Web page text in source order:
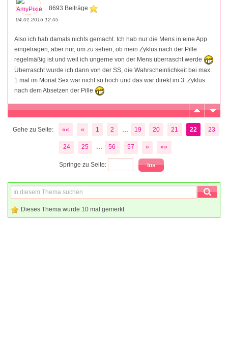
8693 Beiträge
04.01.2016 12:05
Also ich hab damals nichts gemacht. Ich hab nur die Mens in eine App
eingetragen, aber nur, um zu sehen, ob mein Zyklus nach der Pille
regelmäßig ist und weil ich ungerne von der Mens überrascht werde
Überrascht wurde ich dann von der SS, die Wahrscheinlichkeit bei max.
1 mal im Monat Sex war nicht so hoch und das war direkt im 3. Zyklus
nach dem Absetzen der Pille
Gehe zu Seite: «« « 1 2 19 20 21 22 23
24 25 ... 56 57 » »»
Springe zu Seite:
Dieses Thema wurde 10 mal gemerkt